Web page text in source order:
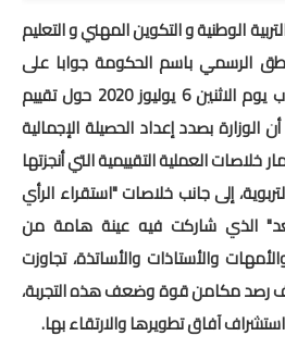
التقويم التشخيصي
المرحلة الأولى
المرحلة الثانية
الإمتحان الموحد المحلي
المرحلة الثالثة
المرحلة الرابعة
الوطنية و التكوين المهني و التعليم
الرسمي باسم الحكومة جوابا على
سؤال شفوي بمجلس النواب يوم الاثنين 6 يوليوز 2020 حول تقييم
الوزارة بصدد إعداد الحصيلة الإجمالية
خلاصات العملية التقييمية التي أنجزتها
إلى جانب خلاصات "استقراء الرأي
الذي شاركت فيه عينة هامة من
والأستاذات والأساتذة، تجاوزت
بهدف رصد مكامن قوة وضعف هذه التجربة،
آفاق تطويرها والارتقاء بها.